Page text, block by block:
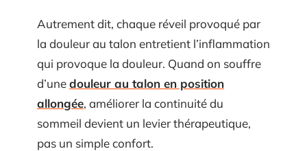
Autrement dit, chaque réveil provoqué par
la douleur au talon entretient l’inflammation
qui provoque la douleur. Quand on souffre
d’unedouleur au talon en position
allongée, améliorer la continuité du
sommeil devient un levier thérapeutique,
pas un simple confort.